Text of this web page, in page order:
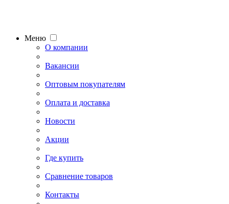
Меню
О компании
Вакансии
Оптовым покупателям
Оплата и доставка
Новости
Акции
Где купить
Сравнение товаров
Контакты